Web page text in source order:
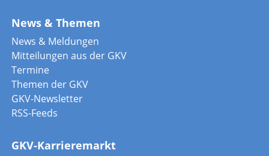
News & Themen
News & Meldungen
Mitteilungen aus der GKV
Termine
Themen der GKV
GKV-Newsletter
RSS-Feeds
GKV-Karrieremarkt